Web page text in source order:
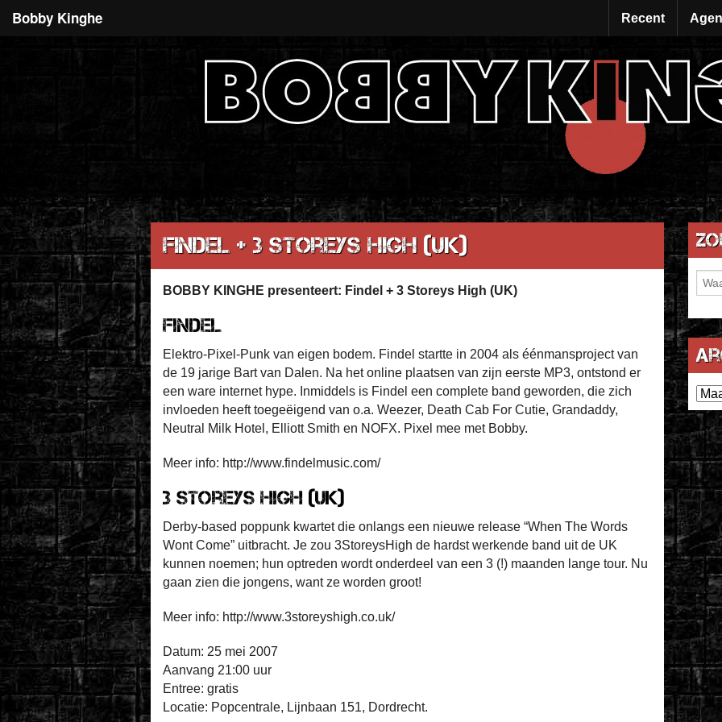
Bobby Kinghe Recent
Findel + 3 Storeys High (UK)
BOBBY KINGHE presenteert: Findel + 3 Storeys High (UK)
FINDEL
Elektro-Pixel-Punk van eigen bodem. Findel startte in 2004 als éénmansproject van
de 19 jarige Bart van Dalen. Na het online plaatsen van zijn eerste MP3, ontstond er
een ware internet hype. Inmiddels is Findel een complete band geworden, die zich
invloeden heeft toegeëigend van o.a. Weezer, Death Cab For Cutie, Grandaddy,
Neutral Milk Hotel, Elliott Smith en NOFX. Pixel mee met Bobby.
Meer info: http://www.findelmusic.com/
3 Storeys High (UK)
Derby-based poppunk kwartet die onlangs een nieuwe release “When The Words
Wont Come” uitbracht. Je zou 3StoreysHigh de hardst werkende band uit de UK
kunnen noemen; hun optreden wordt onderdeel van een 3 (!) maanden lange tour. Nu
gaan zien die jongens, want ze worden groot!
Meer info: http://www.3storeyshigh.co.uk/
Datum: 25 mei 2007
Aanvang 21:00 uur
Entree: gratis
Locatie: Popcentrale, Lijnbaan 151, Dordrecht.